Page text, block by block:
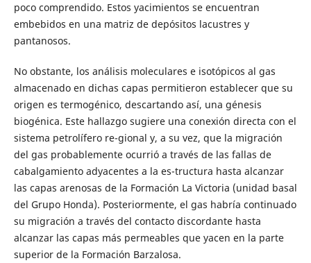
poco comprendido. Estos yacimientos se encuentran
embebidos en una matriz de depósitos lacustres y
pantanosos.
No obstante, los análisis moleculares e isotópicos al gas
almacenado en dichas capas permitieron establecer que su
origen es termogénico, descartando así, una génesis
biogénica. Este hallazgo sugiere una conexión directa con el
sistema petrolífero re-gional y, a su vez, que la migración
del gas probablemente ocurrió a través de las fallas de
cabalgamiento adyacentes a la es-tructura hasta alcanzar
las capas arenosas de la Formación La Victoria (unidad basal
del Grupo Honda). Posteriormente, el gas habría continuado
su migración a través del contacto discordante hasta
alcanzar las capas más permeables que yacen en la parte
superior de la Formación Barzalosa.